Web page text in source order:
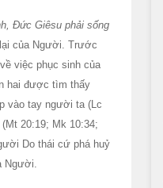
Ðức Giêsu phải sống
của Người. Trước
việc phục sinh của
hai được tìm thấy
vào tay người ta (Lc
20:19; Mk 10:34;
Do thái cứ phá huỷ
Người.